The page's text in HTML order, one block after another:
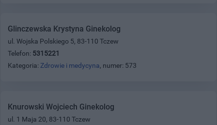
Glinczewska Krystyna Ginekolog
ul. Wojska Polskiego 5, 83-110 Tczew
Telefon: 5315221
Kategoria: Zdrowie i medycyna, numer: 573
Knurowski Wojciech Ginekolog
ul. 1 Maja 20, 83-110 Tczew